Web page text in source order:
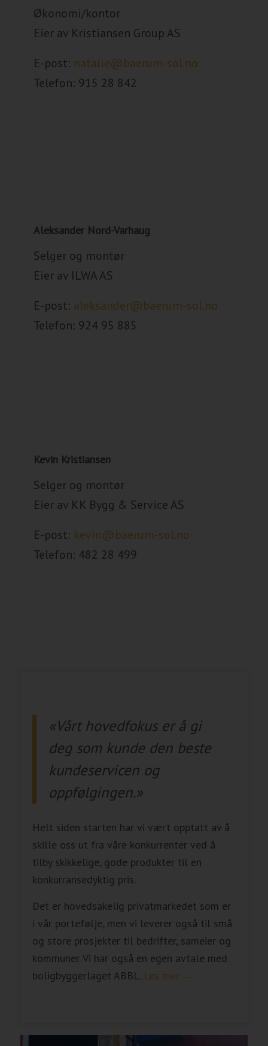
Økonomi/kontor
Eier av Kristiansen Group AS
E-post: natalie@baerum-sol.no
Telefon: 915 28 842
Aleksander Nord-Varhaug
Selger og montør
Eier av ILWA AS
E-post: aleksander@baerum-sol.no
Telefon: 924 95 885
Kevin Kristiansen
Selger og montør
Eier av KK Bygg & Service AS
E-post: kevin@baerum-sol.no
Telefon: 482 28 499
«Vårt hovedfokus er å gi
deg som kunde den beste
kundeservicen og
oppfølgingen.»
​Helt siden starten har vi vært opptatt av å
skille oss ut fra våre konkurrenter ved å
tilby skikkelige, gode produkter til en
konkurransedyktig pris.
Det er hovedsakelig privatmarkedet som er
i vår portefølje, men vi leverer også til små
og store prosjekter til bedrifter, sameier og
kommuner. Vi har også en egen avtale med
boligbyggerlaget ABBL. Les mer →